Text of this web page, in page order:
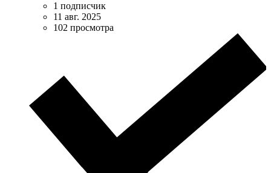
1 подписчик
11 авг. 2025
102 просмотра